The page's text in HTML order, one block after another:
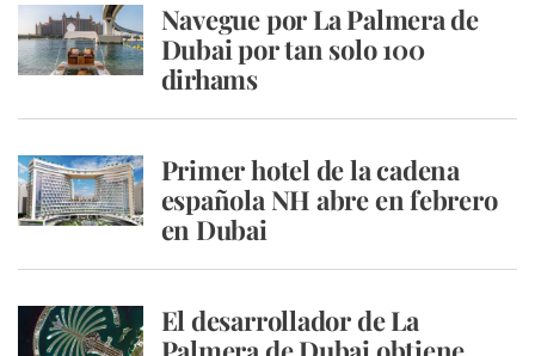
Navegue por La Palmera de
Dubai por tan solo 100
dirhams
Primer hotel de la cadena
española NH abre en febrero
en Dubai
El desarrollador de La